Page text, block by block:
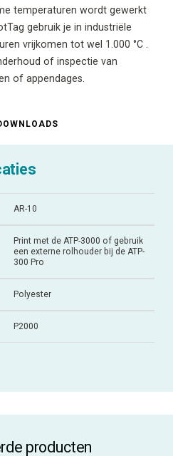
temperaturen wordt gewerkt
gebruik je in industriële
vrijkomen tot wel 1.000 °C .
of inspectie van
of appendages.
AR-10
Print met de ATP-3000 of gebruik
een externe rolhouder bij de ATP-
300 Pro
Polyester
P2000
producten